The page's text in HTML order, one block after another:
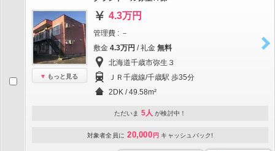
もっと見る
4.3万円
管理費 : －
敷金 4.3万円 / 礼金 無料
北海道千歳市弥生３
ＪＲ千歳線/千歳駅 歩35分
2DK / 49.58m²
ただいま 5人 が検討中！
対象者全員に 20,000 円 キャッシュバック!